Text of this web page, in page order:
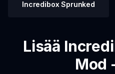
Incredibox Sprunked
Lisää
Mod